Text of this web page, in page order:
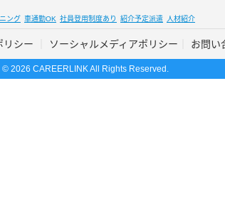
ング 車通勤OK 社員登用制度あり 紹介予定派遣 人材紹介
リシー ソーシャルメディアポリシー お問い
© 2026 CAREERLINK All Rights Reserved.